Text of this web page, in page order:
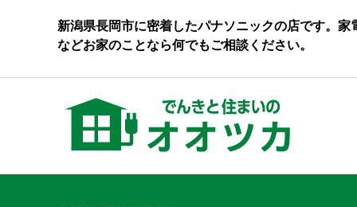
新潟県長岡市に密着したパナソニックの店です。
などお家のことなら何でもご相談ください。